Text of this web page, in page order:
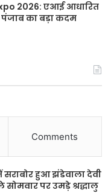
2026: एआई आधारित
पंजाब का बड़ा कदम
Comments
सराबोर हुआ झंडेवाला देवी
पर उमड़े श्रद्धालु